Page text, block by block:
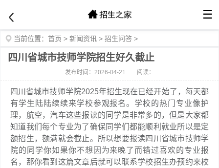
☰
当前位置： 首页 > 新闻资讯 > 招生问答 >
四川省城市技师学院招生好久截止
发布时间：2026-04-21 阅读：
四川省城市技师学院2025年招生现在已经开始了，每天都
有学生陆陆续续来学校参观报名。学校的热门专业像护
理，航空，汽车这些报读的同学是非常多的，但是大家都
知道我们每个专业为了确保同学们都能顺利就业所以是定
额招生，额满就会截止。所以想要报读四川省城市技师学
院的同学你如果你不想因为来晚了而错过喜欢的专业报
名，那你看到这篇文章后就可以联系学校招生办预约来校